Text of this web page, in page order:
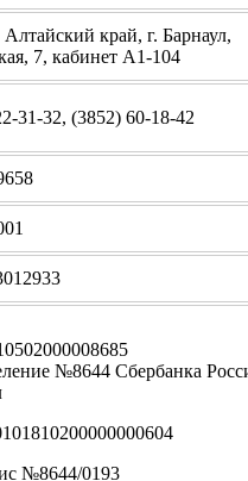
край, г. Барнаул,
7, кабинет А1-104
31-32, (3852) 60-18-42
№8644 Сбербанка
№8644/0193